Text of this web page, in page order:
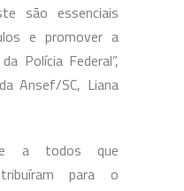
são essenciais
e promover a
Polícia Federal”,
Ansef/SC, Liana
a todos que
para o